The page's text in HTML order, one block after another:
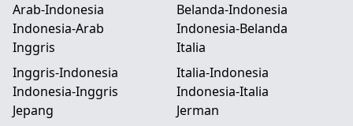
Arab-Indonesia
Indonesia-Arab
Belanda-Indonesia
Indonesia-Belanda
Inggris
Inggris-Indonesia
Indonesia-Inggris
Italia
Italia-Indonesia
Indonesia-Italia
Jepang
Jerman